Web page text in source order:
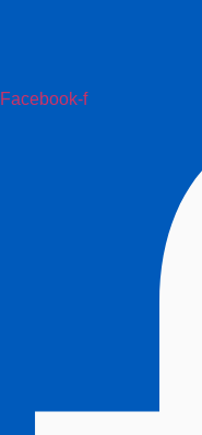
Facebook-f